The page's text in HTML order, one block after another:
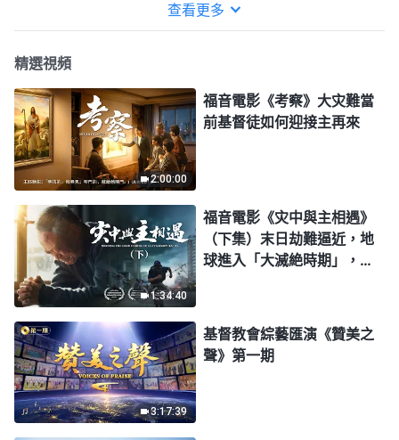
查看更多
精選視頻
2:00:00
福音電影《考察》大灾難當
前基督徒如何迎接主再來
1:34:40
福音電影《灾中與主相遇》
（下集）末日劫難逼近，地
球進入「大滅絶時期」，人
3:17:39
基督教會綜藝匯演《贊美之
聲》第一期